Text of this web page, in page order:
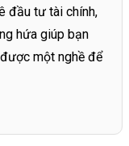
đầu tư tài chính,
hứa giúp bạn
một nghề để